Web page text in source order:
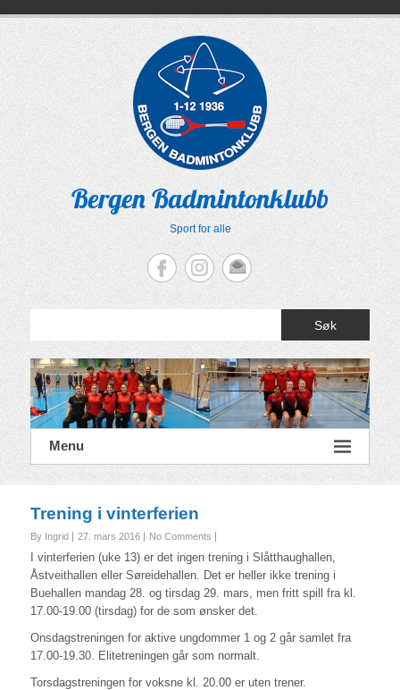
Bergen Badmintonklubb
Sport for alle
Søk
Menu
Trening i vinterferien
By Ingrid 27. mars 2016 No Comments
I vinterferien (uke 13) er det ingen trening i Slåtthaughallen,
Åstveithallen eller Søreidehallen. Det er heller ikke trening i
Buehallen mandag 28. og tirsdag 29. mars, men fritt spill fra kl.
17.00-19.00 (tirsdag) for de som ønsker det.
Onsdagstreningen for aktive ungdommer 1 og 2 går samlet fra
17.00-19.30. Elitetreningen går som normalt.
Torsdagstreningen for voksne kl. 20.00 er uten trener.